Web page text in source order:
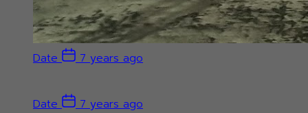
Date 7 years ago
Date 7 years ago